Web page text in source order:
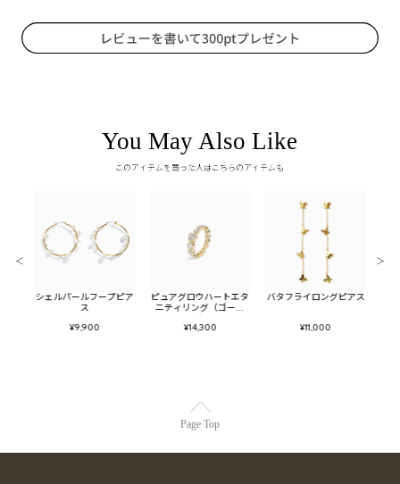
You May Also Like
このアイテムを買った人はこちらのアイテムも
シェルパールフープピア
ス
¥9,900
ピュアグロウハートエタ
ニティリング（ゴール
¥14,300
バタフライロングピアス
¥11,000
＜ ＞
Page Top